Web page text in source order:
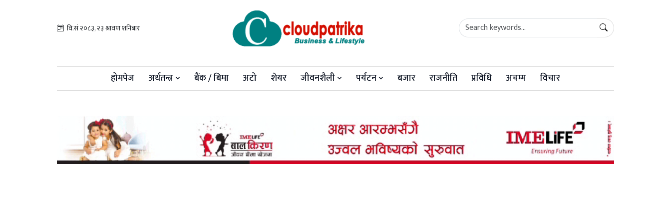
वि.सं २०८३, २३ श्रावण शनिबार
होमपेज अर्थतन्त्र बैंक / बिमा अटो शेयर जीवनशैली पर्यटन बजार राजनीति प्रविधि अचम्म विचार